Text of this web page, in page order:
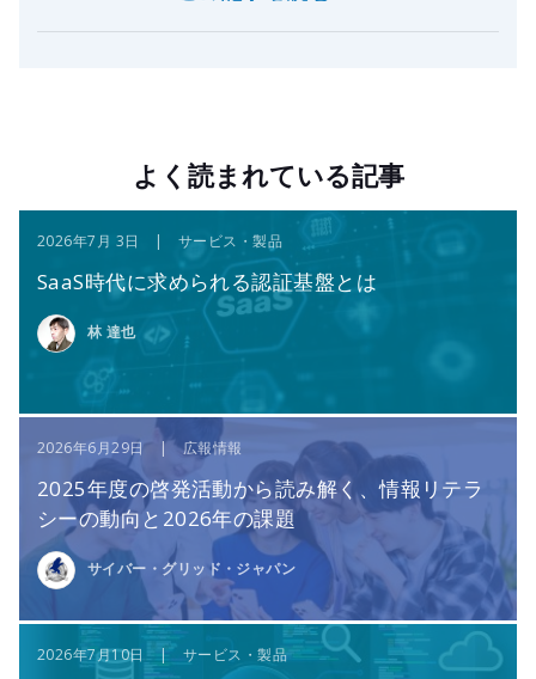
よく読まれている記事
2026年7月 3日 | サービス・製品
SaaS時代に求められる認証基盤とは
林 達也
2026年6月29日 | 広報情報
2025年度の啓発活動から読み解く、情報リテラ
シーの動向と2026年の課題
サイバー・グリッド・ジャパン
2026年7月10日 | サービス・製品